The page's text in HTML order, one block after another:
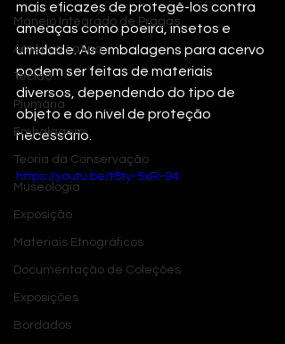
Manejo Integrado de Pragas
América Latina
Tecido
Plumária
Embalagem
Teoria da Conservação
Museologia
Exposição
Materiais Etnográficos
Documentação de Coleções
Exposições
Bordados
mais eficazes de protegê-los contra
ameaças como poeira, insetos e
umidade. As embalagens para acervo
podem ser feitas de materiais
diversos, dependendo do tipo de
objeto e do nível de proteção
necessário.
https://youtu.be/t8ty-5xR-94